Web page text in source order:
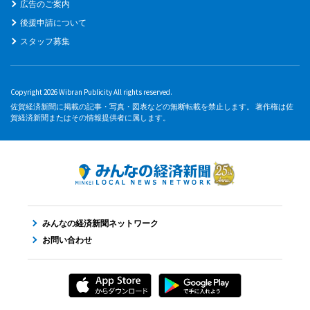
広告のご案内
後援申請について
スタッフ募集
Copyright 2026 Wibran Publicity All rights reserved.
佐賀経済新聞に掲載の記事・写真・図表などの無断転載を禁止します。 著作権は佐
賀経済新聞またはその情報提供者に属します。
みんなの経済新聞ネットワーク
お問い合わせ